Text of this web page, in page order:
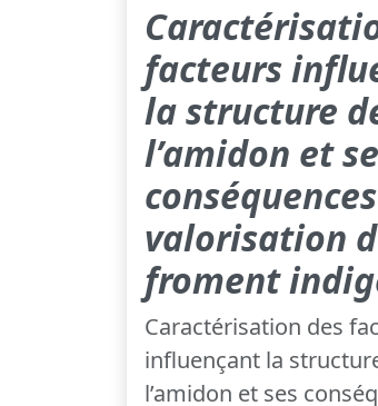
facteurs
la structure
l’amidon et
valorisation
froment
Caractérisation des
influençant la
l’amidon et ses